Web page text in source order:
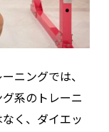
ニングでは、
系のトレーニ
く、ダイエッ